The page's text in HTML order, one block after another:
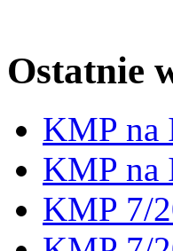
Ostatnie
KMP na
KMP na
KMP 7/